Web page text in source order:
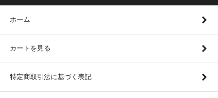
ホーム
カートを見る
特定商取引法に基づく表記